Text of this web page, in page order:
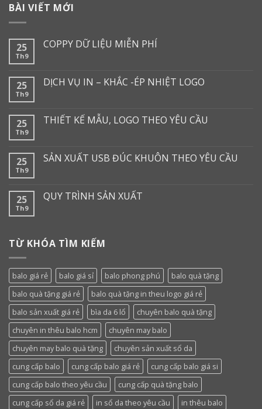
BÀI VIẾT MỚI
25
Th9
COPPY DỮ LIỆU MIỄN PHÍ
25
Th9
DỊCH VỤ IN – KHẮC -ÉP NHIỆT LOGO
25
Th9
THIẾT KẾ MẪU, LOGO THEO YÊU CẦU
25
Th9
SẢN XUẤT USB ĐÚC KHUÔN THEO YÊU CẦU
25
Th9
QUY TRÌNH SẢN XUẤT
TỪ KHÓA TÌM KIẾM
balo giá rẻ balo giá sỉ balo phong phú
balo quà tặng
balo quà tặng giá rẻ
balo quà tặng in theu logo giá rẻ
balo sản xuất giá rẻ
bìa da 6 lổ
chuyên balo quà tặng
chuyên in thêu balo hcm
chuyên may balo
chuyên may balo quà tặng
chuyên sản xuất sổ da
cung cấp balo
cung cấp balo giá rẻ
cung cấp balo giá si
cung cấp balo theo yêu cầu
cung cấp quà tặng balo
cung cấp sổ da giá rẻ
in sổ da theo yêu cầu
in thêu balo